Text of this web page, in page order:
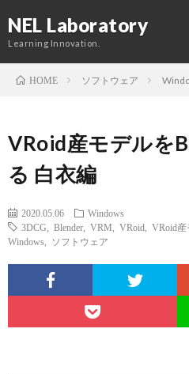
NEL Laboratory
Learning Innovation.
HOME ソフトウェア
VRoid産モデルを
る 白衣編
2020.05.06
Windows
3DCG
Blender VRM VRoid VRoid産
Windows
ソフトウェア